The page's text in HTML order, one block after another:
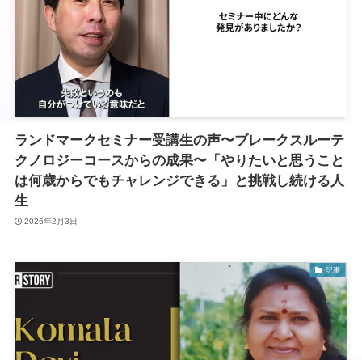
ランドマークセミナー受講生の声〜ブレークスルーテ
クノロジーコースからの成果〜「やりたいと思うこと
は何歳からでもチャレンジできる」と挑戦し続ける人
生
2026年2月3日
記事